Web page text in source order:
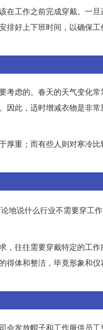
在工作之前完成穿戴。一
排好上下班时间，以确保工
虑的。春天的天气变化常
因此，适时增减衣物是非
厚重；而有些人则对寒冷
地说什么行业不需要穿工
，往往需要穿戴特定的工
得体和整洁，毕竟形象和
会发放帽子和工作服供员